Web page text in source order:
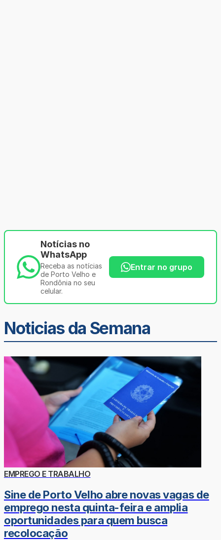
Notícias no
WhatsApp
Receba as notícias
de Porto Velho e
Rondônia no seu
celular.
Entrar no grupo
Noticias da Semana
EMPREGO E TRABALHO
Sine de Porto Velho abre novas vagas de
emprego nesta quinta-feira e amplia
oportunidades para quem busca
recolocação